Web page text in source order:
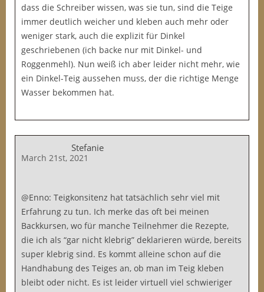
dass die Schreiber wissen, was sie tun, sind die Teige
immer deutlich weicher und kleben auch mehr oder
weniger stark, auch die explizit für Dinkel
geschriebenen (ich backe nur mit Dinkel- und
Roggenmehl). Nun weiß ich aber leider nicht mehr, wie
ein Dinkel-Teig aussehen muss, der die richtige Menge
Wasser bekommen hat.
Stefanie
March 21st, 2021
@Enno: Teigkonsitenz hat tatsächlich sehr viel mit
Erfahrung zu tun. Ich merke das oft bei meinen
Backkursen, wo für manche Teilnehmer die Rezepte,
die ich als “gar nicht klebrig” deklarieren würde, bereits
super klebrig sind. Es kommt alleine schon auf die
Handhabung des Teiges an, ob man im Teig kleben
bleibt oder nicht. Es ist leider virtuell viel schwieriger